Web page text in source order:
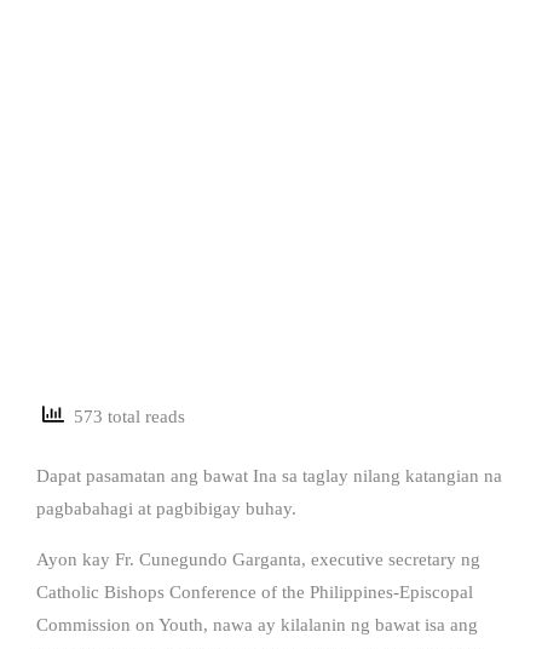
573 total reads
Dapat pasamatan ang bawat Ina sa taglay nilang katangian na
pagbabahagi at pagbibigay buhay.
Ayon kay Fr. Cunegundo Garganta, executive secretary ng
Catholic Bishops Conference of the Philippines-Episcopal
Commission on Youth, nawa ay kilalanin ng bawat isa ang